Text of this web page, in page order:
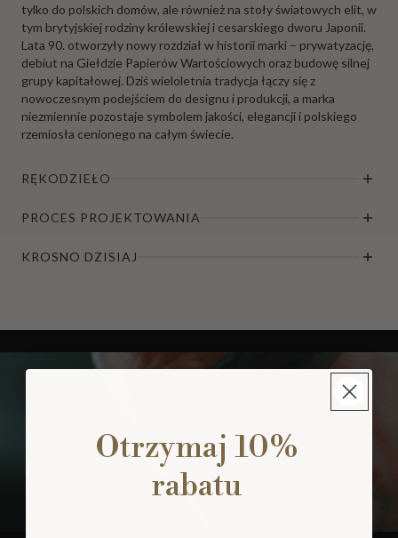
tylko do polskich domów, ale również na stoły światowych elit, w
tym brytyjskiej rodziny królewskiej i cesarskiego dworu Japonii.
Lata 90. otworzyły nowy rozdział w historii marki – prywatyzację,
debiut na Giełdzie Papierów Wartościowych oraz budowę silnej
grupy kapitałowej. Dziś wieloletnia tradycja łączy się z
nowoczesnym podejściem do designu i produkcji, a marka
niezmiennie pozostaje symbolem jakości, elegancji i polskiego
rzemiosła cenionego na całym świecie.
RĘKODZIEŁO
PROCES PROJEKTOWANIA
KROSNO DZISIAJ
Otrzymaj 10%
rabatu